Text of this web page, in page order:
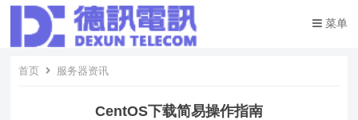
菜单
首页 服务器资讯
CentOS下载简易操作指南